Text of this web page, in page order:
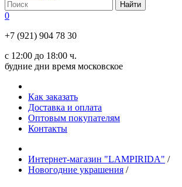
0
+7 (921) 904 78 30
с 12:00 до 18:00 ч.
будние дни время московское
Как заказать
Доставка и оплата
Оптовым покупателям
Контакты
Интернет-магазин "LAMPIRIDA" /
Новогодние украшения /